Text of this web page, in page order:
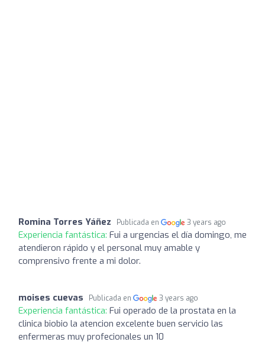
Romina Torres Yáñez Publicada en 3 years ago
Experiencia fantástica: Fui a urgencias el día domingo, me
atendieron rápido y el personal muy amable y
comprensivo frente a mi dolor.
moises cuevas Publicada en 3 years ago
Experiencia fantástica: Fui operado de la prostata en la
clinica biobio la atencion excelente buen servicio las
enfermeras muy profecionales un 10